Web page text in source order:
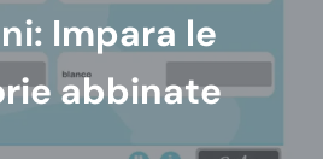
Impara le
abbinate